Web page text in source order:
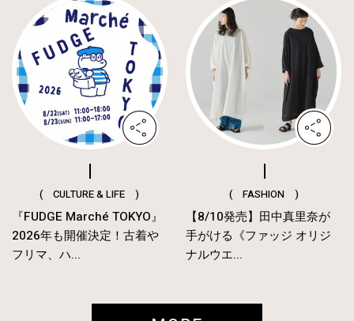
( CULTURE & LIFE )
『FUDGE Marché TOKYO』
2026年も開催決定！古着や
フリマ、ハ...
( FASHION )
【8/10発売】田中真里奈が
手がける《ファッジ オリジ
ナルウエ...